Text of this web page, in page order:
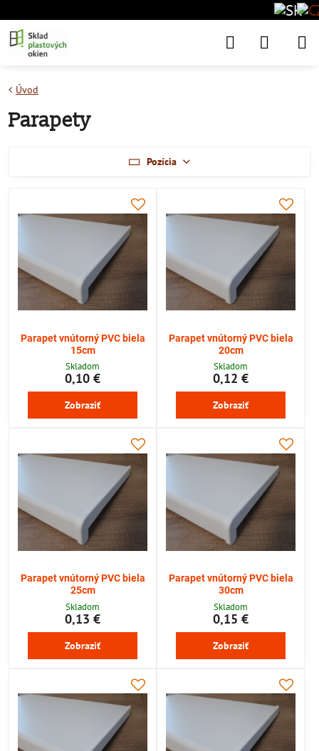
Úvod
Parapety
Pozícia
Parapet vnútorný PVC biela
15cm
Skladom
0,10 €
Zobraziť
Parapet vnútorný PVC biela
20cm
Skladom
0,12 €
Zobraziť
Parapet vnútorný PVC biela
25cm
Skladom
0,13 €
Zobraziť
Parapet vnútorný PVC biela
30cm
Skladom
0,15 €
Zobraziť